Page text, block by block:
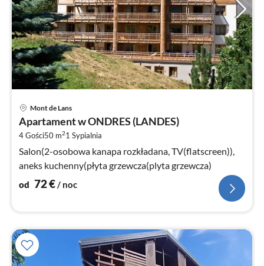
Mont de Lans
Apartament w ONDRES (LANDES)
4 Gości50 m21 Sypialnia
Salon(2-osobowa kanapa rozkładana, TV(flatscreen)),
aneks kuchenny(płyta grzewcza(plyta grzewcza)
od 72€/ noc